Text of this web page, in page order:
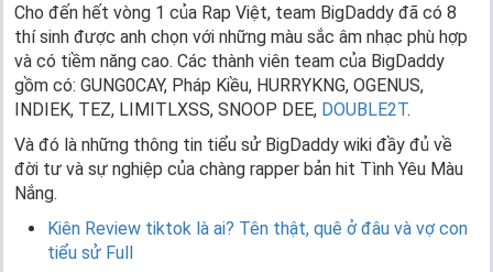
Cho đến hết vòng 1 của Rap Việt, team BigDaddy đã có 8
thí sinh được anh chọn với những màu sắc âm nhạc phù hợp
và có tiềm năng cao. Các thành viên team của BigDaddy
gồm có: GUNG0CAY, Pháp Kiều, HURRYKNG, OGENUS,
INDIEK, TEZ, LIMITLXSS, SNOOP DEE, DOUBLE2T.
Và đó là những thông tin tiểu sử BigDaddy wiki đầy đủ về
đời tư và sự nghiệp của chàng rapper bản hit Tình Yêu Màu
Nắng.
Kiên Review tiktok là ai? Tên thật, quê ở đâu và vợ con
tiểu sử Full